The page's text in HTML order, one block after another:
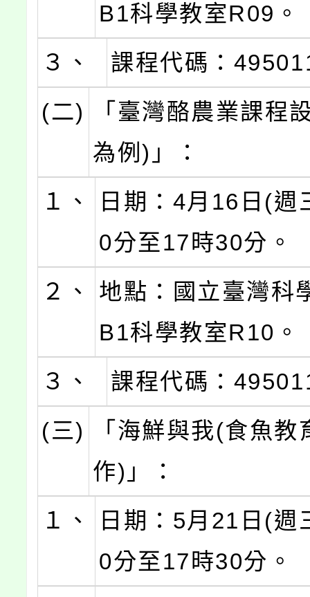
B1科學教室R09。
３、
課程代碼：
(二)
「臺灣酪農業課程
為例)」：
１、
日期：4月16日(週
0分至17時30分。
２、
地點：國立臺灣科
B1科學教室R10。
３、
課程代碼：
(三)
「海鮮與我(食魚教
作)」：
１、
日期：5月21日(週
0分至17時30分。